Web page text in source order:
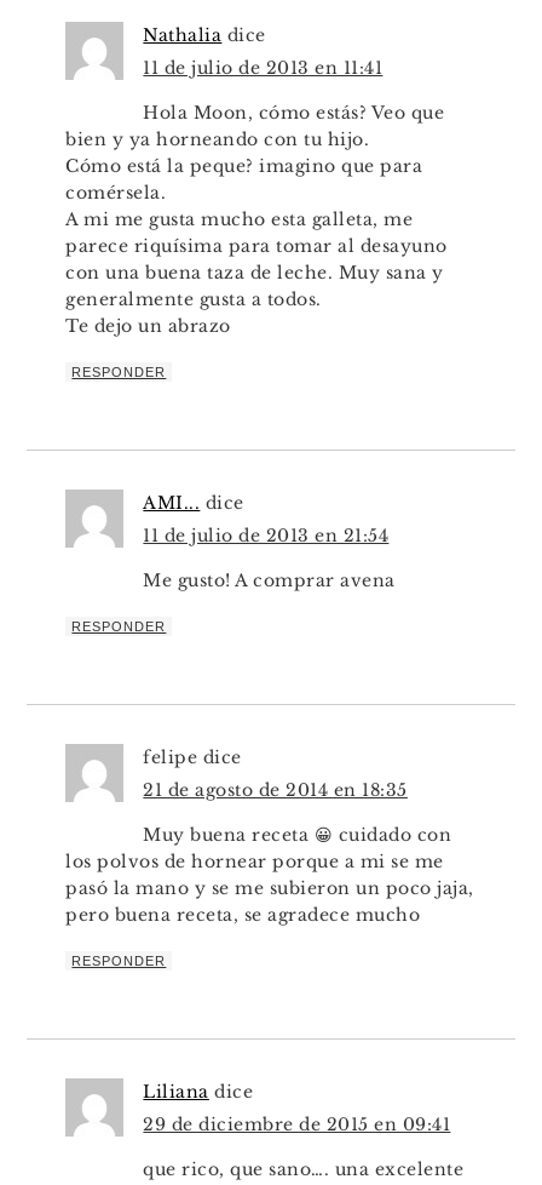
Nathalia dice
11 de julio de 2013 en 11:41
Hola Moon, cómo estás? Veo que
bien y ya horneando con tu hijo.
Cómo está la peque? imagino que para
comérsela.
A mi me gusta mucho esta galleta, me
parece riquísima para tomar al desayuno
con una buena taza de leche. Muy sana y
generalmente gusta a todos.
Te dejo un abrazo
RESPONDER
AMI... dice
11 de julio de 2013 en 21:54
Me gusto! A comprar avena
RESPONDER
felipe dice
21 de agosto de 2014 en 18:35
Muy buena receta 😀 cuidado con
los polvos de hornear porque a mi se me
pasó la mano y se me subieron un poco jaja,
pero buena receta, se agradece mucho
RESPONDER
Liliana dice
29 de diciembre de 2015 en 09:41
que rico, que sano…. una excelente